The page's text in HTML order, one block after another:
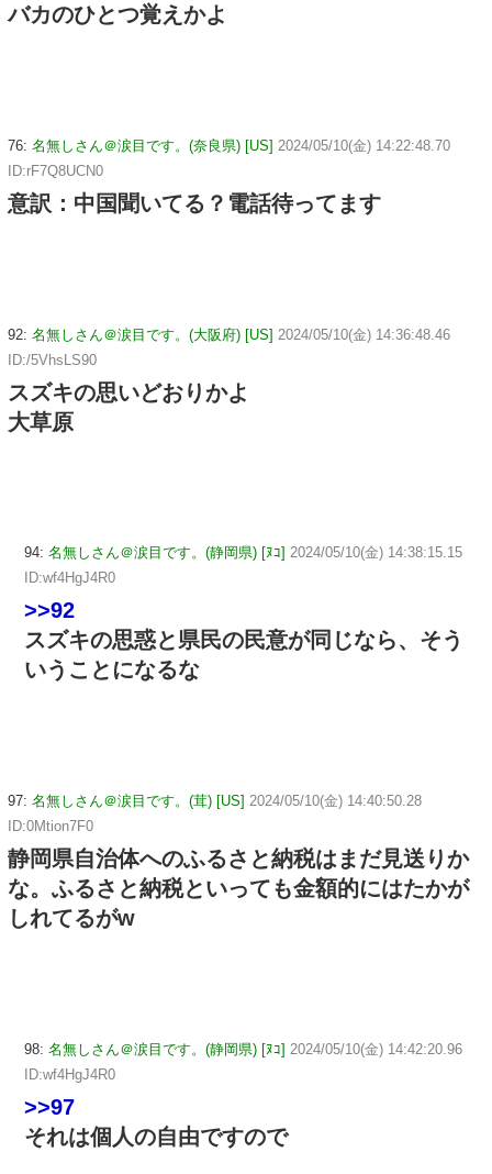
バカのひとつ覚えかよ
76: 名無しさん＠涙目です。(奈良県) [US] 2024/05/10(金) 14:22:48.70
ID:rF7Q8UCN0
意訳：中国聞いてる？電話待ってます
92: 名無しさん＠涙目です。(大阪府) [US] 2024/05/10(金) 14:36:48.46
ID:/5VhsLS90
スズキの思いどおりかよ
大草原
94: 名無しさん＠涙目です。(静岡県) [ﾇｺ] 2024/05/10(金) 14:38:15.15
ID:wf4HgJ4R0
>>92
スズキの思惑と県民の民意が同じなら、そう
いうことになるな
97: 名無しさん＠涙目です。(茸) [US] 2024/05/10(金) 14:40:50.28
ID:0Mtion7F0
静岡県自治体へのふるさと納税はまだ見送りか
な。ふるさと納税といっても金額的にはたかが
しれてるがw
98: 名無しさん＠涙目です。(静岡県) [ﾇｺ] 2024/05/10(金) 14:42:20.96
ID:wf4HgJ4R0
>>97
それは個人の自由ですので